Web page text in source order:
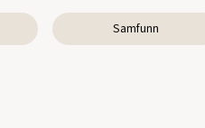
Samfunn